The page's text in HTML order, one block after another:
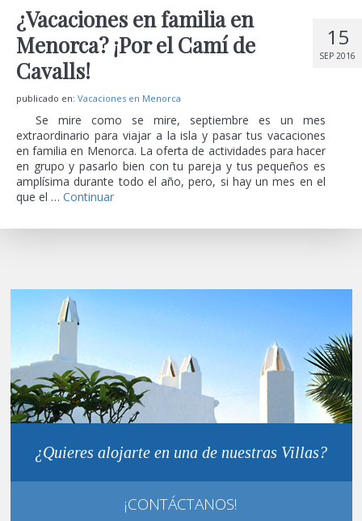
15
SEP 2016
¿Vacaciones en familia en
Menorca? ¡Por el Camí de
Cavalls!
publicado en: Vacaciones en Menorca
Se mire como se mire, septiembre es un mes
extraordinario para viajar a la isla y pasar tus vacaciones
en familia en Menorca. La oferta de actividades para hacer
en grupo y pasarlo bien con tu pareja y tus pequeños es
amplísima durante todo el año, pero, si hay un mes en el
que el … Continuar
¿Quieres alojarte en una de nuestras Villas?
¡CONTÁCTANOS!